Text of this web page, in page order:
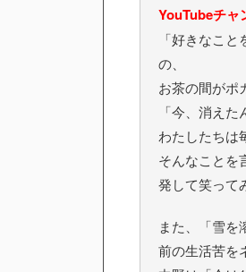
YouTubeチャ
「好きなこ
の、
お茶の間がポ
「今、消え
わたしたちは
そんなことを
発して笑って
また、「雪を
前の生活苦を